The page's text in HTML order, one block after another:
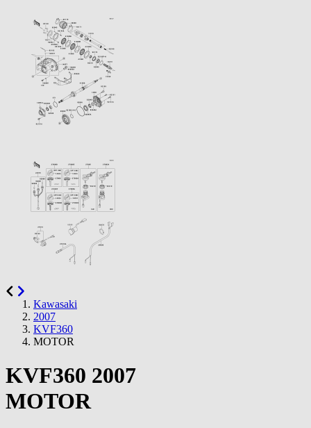
Kawasaki
2007
KVF360
MOTOR
KVF360 2007
MOTOR